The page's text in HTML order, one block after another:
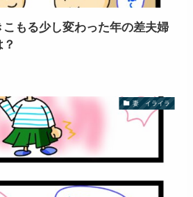
もる少し変わった年の差夫婦
妻 イライラ